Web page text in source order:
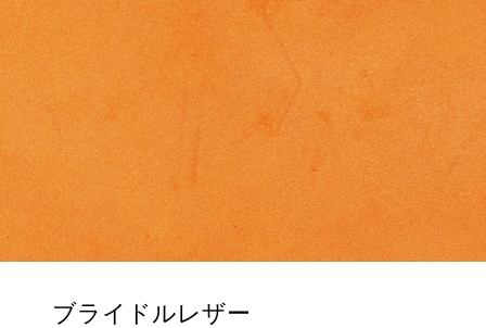
ブライドルレザー